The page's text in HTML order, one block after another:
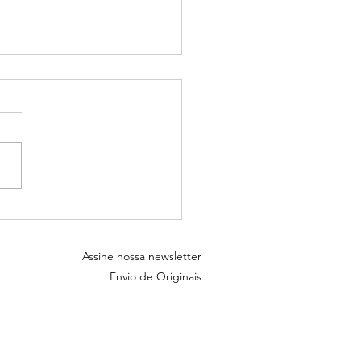
Assine nossa newsletter
Envio de Originais